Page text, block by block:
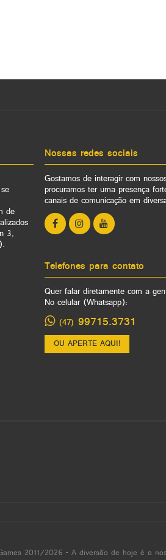
de
3,
Nossas redes sociais
Gostamos de interagir com
procuramos ter uma presença
canais de comunicação em
Telefones para contato
Quer falar diretamente com a
No celular (Whatsapp):
(47) 99715.3731
OU APERTE AQUI!
2011/2026 - A diversão de hoje é a